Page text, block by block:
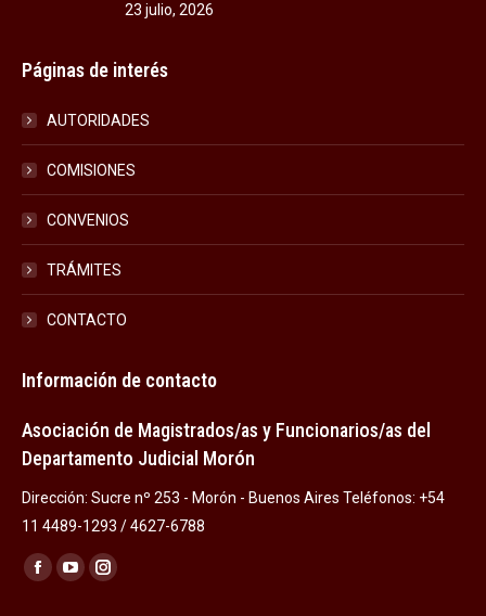
23 julio, 2026
Páginas de interés
AUTORIDADES
COMISIONES
CONVENIOS
TRÁMITES
CONTACTO
Información de contacto
Asociación de Magistrados/as y Funcionarios/as del
Departamento Judicial Morón
Dirección: Sucre nº 253 - Morón - Buenos Aires Teléfonos: +54
11 4489-1293 / 4627-6788
Encuéntranos en:
Facebook
YouTubeInstagram